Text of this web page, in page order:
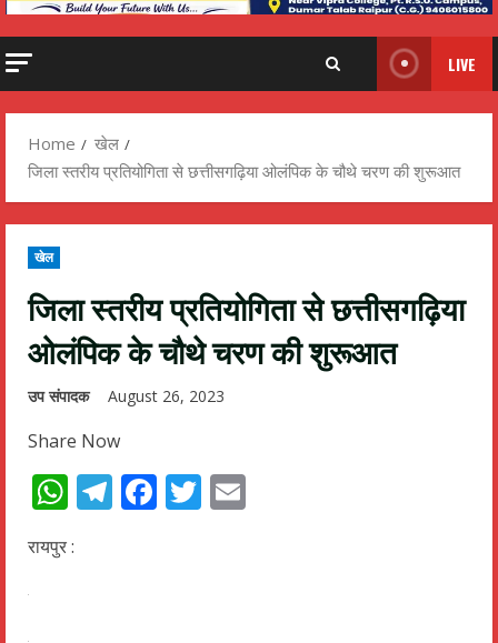
LIVE
Home
खेल
जिला स्तरीय प्रतियोगिता से छत्तीसगढ़िया ओलंपिक के चौथे चरण की शुरूआत
खेल
जिला स्तरीय प्रतियोगिता से छत्तीसगढ़िया
ओलंपिक के चौथे चरण की शुरूआत
उप संपादक August 26, 2023
Share Now
WhatsApp
Telegram
Facebook
Twitter
रायपुर :